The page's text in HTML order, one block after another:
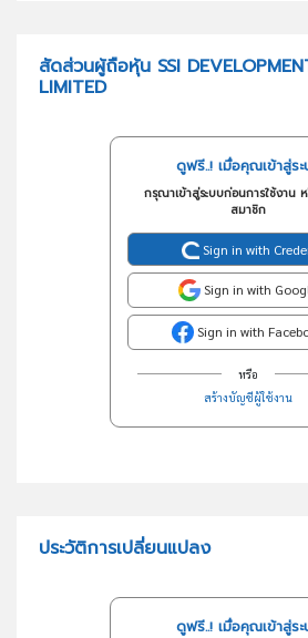
สัดส่วนผู้ถือหุ้น SSI
LIMITED
ดูฟรี..! เมื่อคุณเข้าสู่ร
กรุณาเข้าสู่ระบบก่อนการใช้งาน
สมาชิก
Sign in with
Sign in with
Sign in with
หรือ
สร้างบัญชีผู้ใช้งาน
ประวัติการเปลี่ยนแปลง
ดูฟรี..! เมื่อคุณเข้าสู่ร